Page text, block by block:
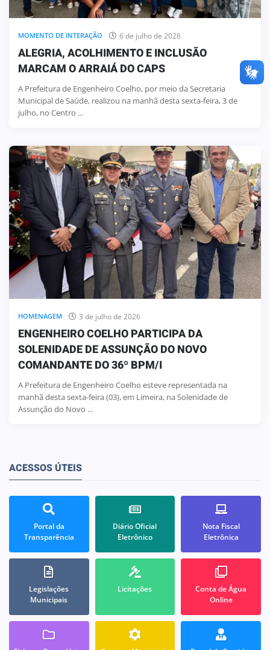
MOMENTO DE INTERAÇÃO 6 de julho de 2026
ALEGRIA, ACOLHIMENTO E INCLUSÃO
MARCAM O ARRAIÁ DO CAPS
A Prefeitura de Engenheiro Coelho, por meio da Secretaria
Municipal de Saúde, realizou na manhã desta sexta-feira, 3 de
julho, no Centro ...
HOMENAGEM 3 de julho de 2026
ENGENHEIRO COELHO PARTICIPA DA
SOLENIDADE DE ASSUNÇÃO DO NOVO
COMANDANTE DO 36º BPM/I
A Prefeitura de Engenheiro Coelho esteve representada na
manhã desta sexta-feira (03), em Limeira, na Solenidade de
Assunção do Novo ...
ACESSOS ÚTEIS
Portal da
Transparência
Diário Oficial
Eletrônico
Nota Fiscal
Eletrônica
Legislações
Municipais
Licitações
Conta de Água
Online